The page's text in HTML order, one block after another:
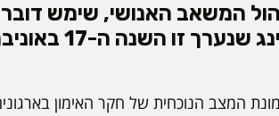
המשאב האנושי, שימש דובר
בכנס הבינלאומי לחקר האימון
המצב הנוכחית של חקר האימון